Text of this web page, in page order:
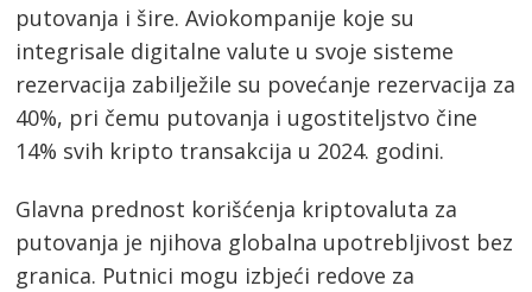
putovanja i šire. Aviokompanije koje su
integrisale digitalne valute u svoje sisteme
rezervacija zabilježile su povećanje rezervacija za
40%, pri čemu putovanja i ugostiteljstvo čine
14% svih kripto transakcija u 2024. godini.
Glavna prednost korišćenja kriptovaluta za
putovanja je njihova globalna upotrebljivost bez
granica. Putnici mogu izbjeći redove za